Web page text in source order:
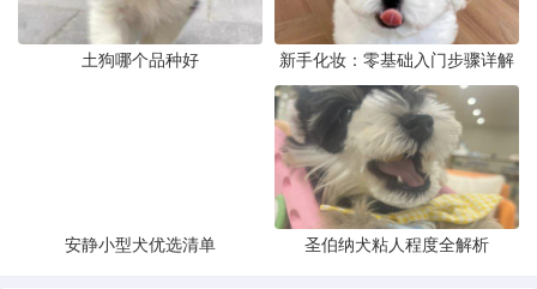
土狗哪个品种好 新手化妆：零基础入门步骤详解
安静小型犬优选清单 圣伯纳犬粘人程度全解析